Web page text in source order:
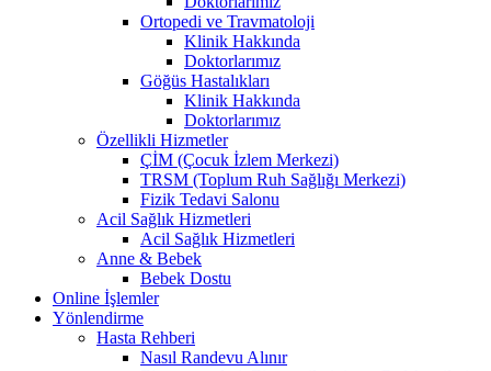
Ortopedi ve Travmatoloji
Klinik Hakkında
Doktorlarımız
Göğüs Hastalıkları
Klinik Hakkında
Doktorlarımız
Özellikli Hizmetler
ÇİM (Çocuk İzlem Merkezi)
TRSM (Toplum Ruh Sağlığı Merkezi)
Fizik Tedavi Salonu
Acil Sağlık Hizmetleri
Acil Sağlık Hizmetleri
Anne & Bebek
Bebek Dostu
Online İşlemler
Yönlendirme
Hasta Rehberi
Nasıl Randevu Alınır